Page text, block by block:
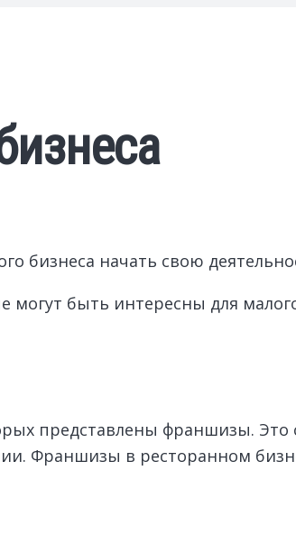
бизнеса начать свою
быть интересны для
представлены франшизы. Это
Франшизы в ресторанном